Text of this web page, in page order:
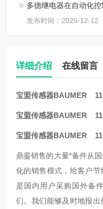
多德继电器在自动化
发布时间：2025-12-12
详细介绍 在线留言
宝盟传感器BAUMER
宝盟传感器BAUMER
宝盟传感器BAUMER
鼎銮销售的大量*备件从
化的销售模式，给客户
是国内用户采购国外备
们。我们能够及时地报